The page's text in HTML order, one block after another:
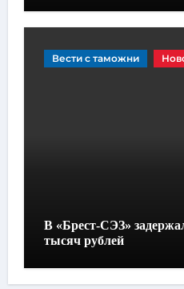
Вести с таможни
В «Брест-СЭЗ»
тысяч рублей